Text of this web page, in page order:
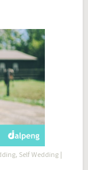
, Self Wedding |